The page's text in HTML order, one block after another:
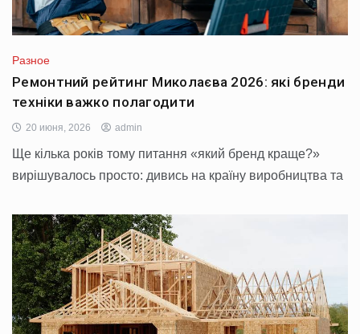
Разное
Ремонтний рейтинг Миколаєва 2026: які бренди
техніки важко полагодити
20 июня, 2026 admin
Ще кілька років тому питання «який бренд краще?»
вирішувалось просто: дивись на країну виробництва та